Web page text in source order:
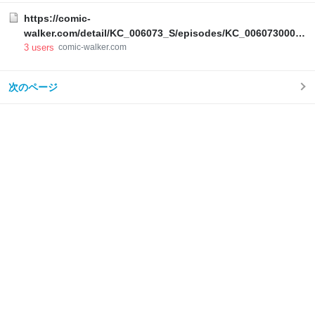
https://comic-
walker.com/detail/KC_006073_S/episodes/KC_00607300034
00011_E?episodeType=latest
3 users comic-walker.com
次のページ